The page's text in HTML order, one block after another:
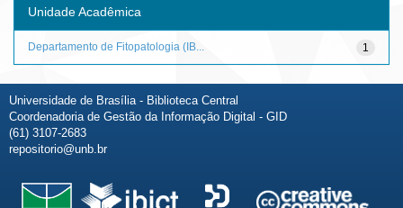
Unidade Acadêmica
1
Departamento de Fitopatologia (IB...
Universidade de Brasília - Biblioteca Central
Coordenadoria de Gestão da Informação Digital - GID
(61) 3107-2683
repositorio@unb.br